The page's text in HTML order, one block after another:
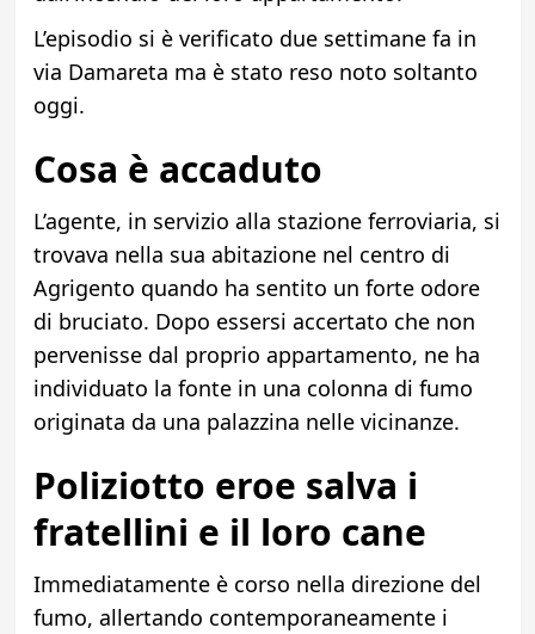
L’episodio si è verificato due settimane fa in
via Damareta ma è stato reso noto soltanto
oggi.
Cosa è accaduto
L’agente, in servizio alla stazione ferroviaria, si
trovava nella sua abitazione nel centro di
Agrigento quando ha sentito un forte odore
di bruciato. Dopo essersi accertato che non
pervenisse dal proprio appartamento, ne ha
individuato la fonte in una colonna di fumo
originata da una palazzina nelle vicinanze.
Poliziotto eroe salva i
fratellini e il loro cane
Immediatamente è corso nella direzione del
fumo, allertando contemporaneamente i